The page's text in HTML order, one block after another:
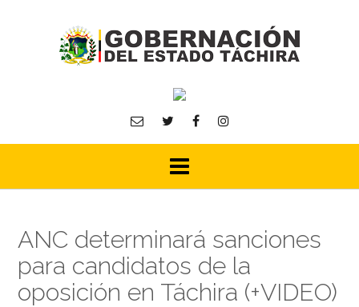
ANC determinará sanciones
para candidatos de la
oposición en Táchira (+VIDEO)